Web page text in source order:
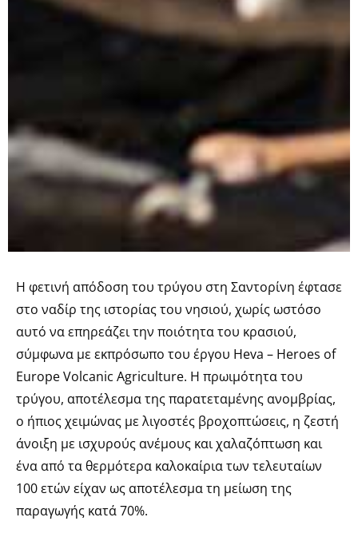
Η φετινή απόδοση του τρύγου στη Σαντορίνη έφτασε
στο ναδίρ της ιστορίας του νησιού, χωρίς ωστόσο
αυτό να επηρεάζει την ποιότητα του κρασιού,
σύμφωνα με εκπρόσωπο του έργου Heva – Heroes of
Europe Volcanic Agriculture. Η πρωιμότητα του
τρύγου, αποτέλεσμα της παρατεταμένης ανομβρίας,
ο ήπιος χειμώνας με λιγοστές βροχοπτώσεις, η ζεστή
άνοιξη με ισχυρούς ανέμους και χαλαζόπτωση και
ένα από τα θερμότερα καλοκαίρια των τελευταίων
100 ετών είχαν ως αποτέλεσμα τη μείωση της
παραγωγής κατά 70%.